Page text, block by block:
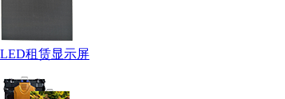
LED租赁显示屏